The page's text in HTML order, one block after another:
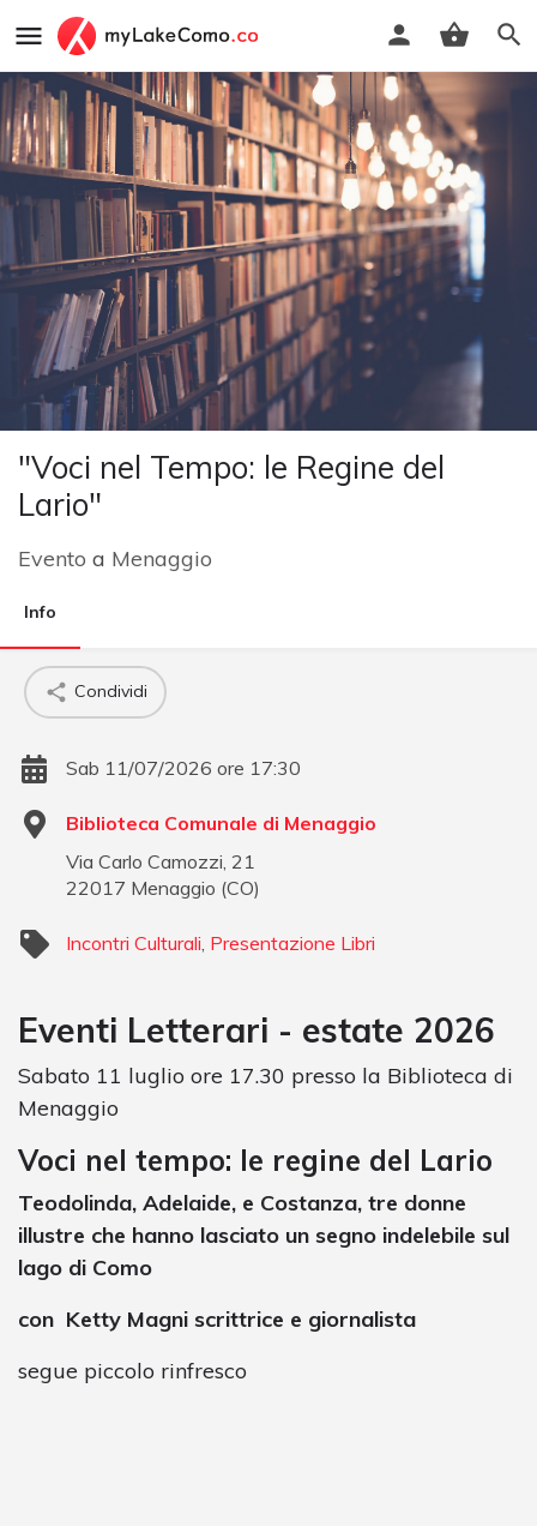
"Voci nel Tempo: le Regine del
Lario"
Evento a Menaggio
Info
Condividi
Sab 11/07/2026 ore 17:30
Biblioteca Comunale di Menaggio
Via Carlo Camozzi, 21
22017 Menaggio (CO)
Incontri Culturali Presentazione Libri
Eventi Letterari - estate 2026
Sabato 11 luglio ore 17.30 presso la Biblioteca di
Menaggio
Voci nel tempo: le regine del Lario
Teodolinda, Adelaide, e Costanza, tre donne
illustre che hanno lasciato un segno indelebile sul
lago di Como
con Ketty Magni scrittrice e giornalista
segue piccolo rinfresco